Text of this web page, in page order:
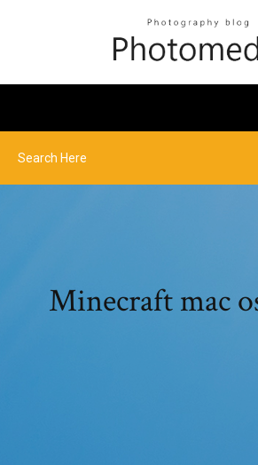
Minecraft mac